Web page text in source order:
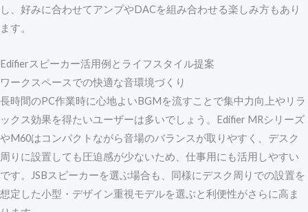
し、好みに合わせてアンプやDACを組み合わせる楽しみ方もあり
ます。
Edifierスピーカー活用例とライフスタイル提案
ワークスペースでの快適な音環境づくり
長時間のPC作業時に心地よいBGMを流すことで集中力向上やリラ
ックス効果を得たいユーザーは多いでしょう。Edifier MRシリーズ
やM60はコンパクトながら音場のバランスが取りやすく、デスク
周りに設置しても圧迫感が少ないため、仕事用にも活用しやすい
です。JSBスピーカーを選ぶ場合も、同様にデスク周りでの設置を
想定した小型・デザイン重視モデルを選ぶと利便性がさらに高ま